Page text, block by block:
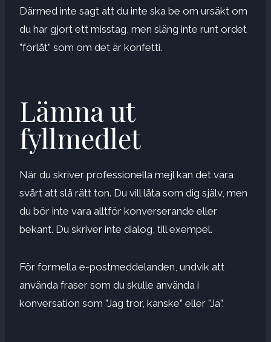
Därmed inte sagt att du inte ska be om ursäkt om
du har gjort ett misstag, men släng inte runt ordet
”förlåt” som om det är konfetti.
Lämna ut
fyllmedlet
När du skriver professionella mejl kan det vara
svårt att slå rätt ton. Du vill låta som dig själv, men
du bör inte vara alltför konverserande eller
bekant. Du skriver inte dialog, till exempel.
För formella e-postmeddelanden, undvik att
använda fraser som du skulle använda i
konversation som ”Jag tror, ​​kanske” eller ”Ja”.